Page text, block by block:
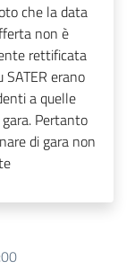
che la data
non è
rettificata
erano
a quelle
Pertanto
di gara non